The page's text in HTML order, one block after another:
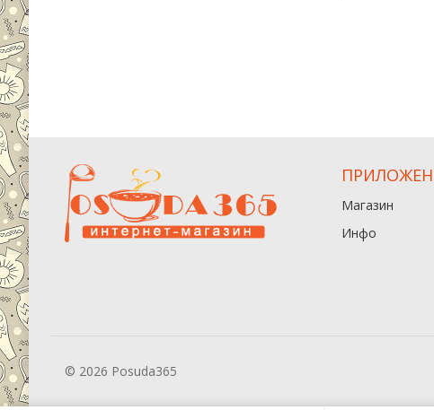
Магазин
Инфо
© 2026 Posuda365